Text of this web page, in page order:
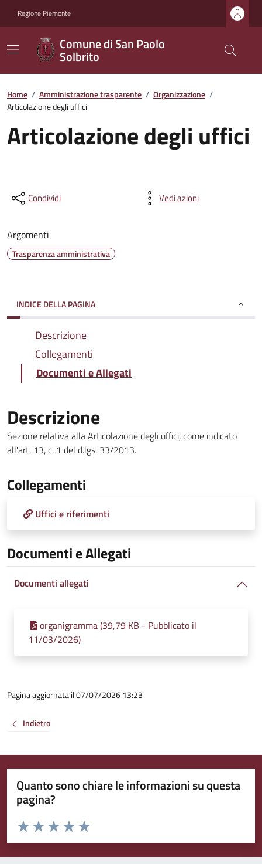
Regione Piemonte
Comune di San Paolo
Solbrito
Home / Amministrazione trasparente / Organizzazione /
Articolazione degli uffici
Articolazione degli uffici
Condividi Vedi azioni
Argomenti
Trasparenza amministrativa
INDICE DELLA PAGINA
Descrizione
Collegamenti
Documenti e Allegati
Descrizione
Sezione relativa alla Articolazione degli uffici, come indicato
all'art. 13, c. 1 del d.lgs. 33/2013.
Collegamenti
Uffici e riferimenti
Documenti e Allegati
Documenti allegati
organigramma (39,79 KB - Pubblicato il
11/03/2026)
Pagina aggiornata il 07/07/2026 13:23
Indietro
Quanto sono chiare le informazioni su questa
pagina?
Valuta da 1 a 5 stelle la pagina
Valuta 5 stelle su 5
Valuta 4 stelle su 5
Valuta 3 stelle su 5
Valuta 2 stelle su 5
Valuta 1 stelle su 5